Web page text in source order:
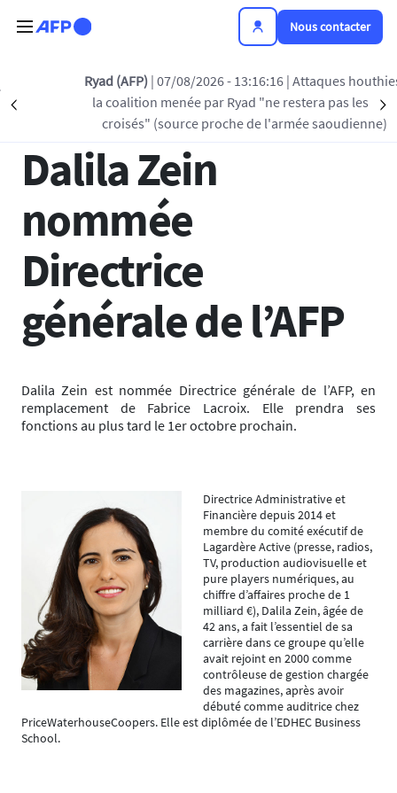
Nous contacter
Ryad (AFP) | 07/08/2026 - 13:16:16| Attaques houthies:
la coalition menée par Ryad "ne restera pas les bras
croisés" (source proche de l'armée saoudienne)
Retour à la liste
28 JUIN 2018 - 12:31
Dalila Zein
nommée
Directrice
générale de l’AFP
Dalila Zein est nommée Directrice générale de l’AFP, en
remplacement de Fabrice Lacroix. Elle prendra ses
fonctions au plus tard le 1er octobre prochain.
Directrice Administrative et
Financière depuis 2014 et
membre du comité exécutif de
Lagardère Active (presse, radios,
TV, production audiovisuelle et
pure players numériques, au
chiffre d’affaires proche de 1
milliard €), Dalila Zein, âgée de
42 ans, a fait l’essentiel de sa
carrière dans ce groupe qu’elle
avait rejoint en 2000 comme
contrôleuse de gestion chargée
des magazines, après avoir
débuté comme auditrice chez
PriceWaterhouseCoopers. Elle est diplômée de l’EDHEC Business
School.